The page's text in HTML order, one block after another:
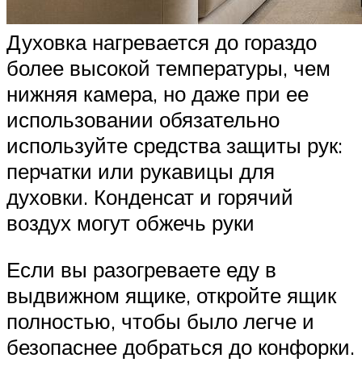
Духовка нагревается до гораздо
более высокой температуры, чем
нижняя камера, но даже при ее
использовании обязательно
используйте средства защиты рук:
перчатки или рукавицы для
духовки. Конденсат и горячий
воздух могут обжечь руки
Если вы разогреваете еду в
выдвижном ящике, откройте ящик
полностью, чтобы было легче и
безопаснее добраться до конфорки.